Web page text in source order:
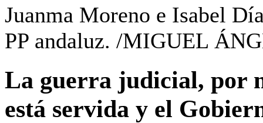
Juanma Moreno e Isabel
PP andaluz. /MIGUEL
La guerra judicial, por
está servida y el